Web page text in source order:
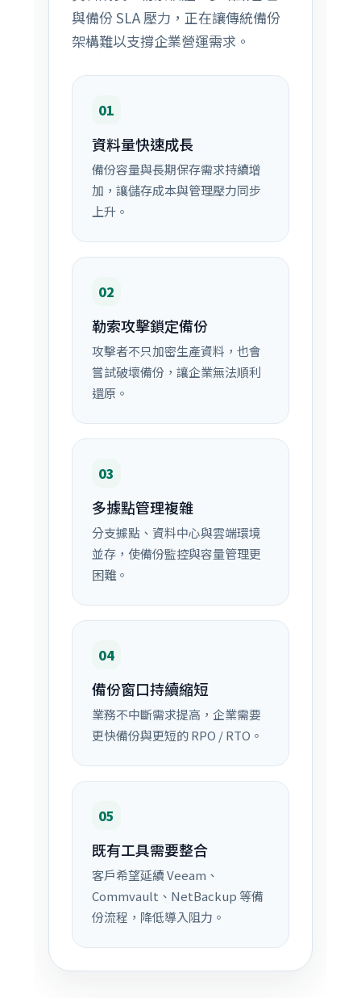
與備份 SLA 壓力，正在讓傳統備份
架構難以支撐企業營運需求。
01
資料量快速成長
備份容量與長期保存需求持續增
加，讓儲存成本與管理壓力同步
上升。
02
勒索攻擊鎖定備份
攻擊者不只加密生產資料，也會
嘗試破壞備份，讓企業無法順利
還原。
03
多據點管理複雜
分支據點、資料中心與雲端環境
並存，使備份監控與容量管理更
困難。
04
備份窗口持續縮短
業務不中斷需求提高，企業需要
更快備份與更短的 RPO / RTO。
05
既有工具需要整合
客戶希望延續 Veeam、
Commvault、NetBackup 等備
份流程，降低導入阻力。